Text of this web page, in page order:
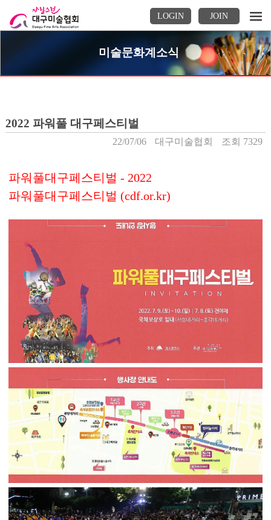
LOGIN JOIN
미술문화계소식
2022 파워풀 대구페스티벌
22/07/06 대구미술협회 조회 7329
파워풀대구페스티벌 - 2022
파워풀대구페스티벌 (cdf.or.kr)